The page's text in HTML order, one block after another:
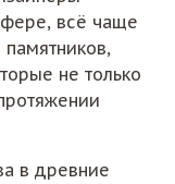
всё чаще
не только
в древние